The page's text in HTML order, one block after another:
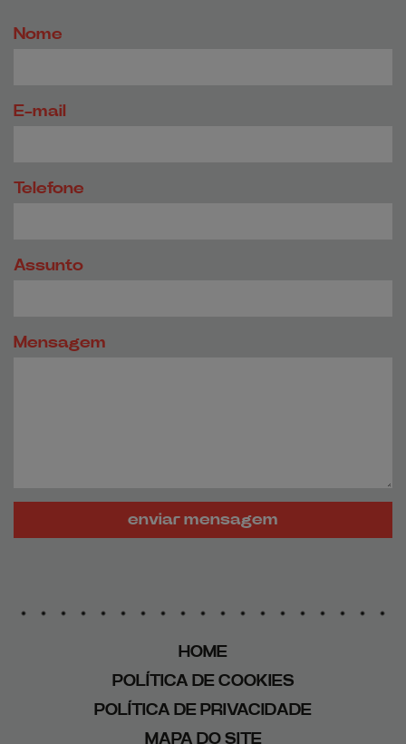
Nome
E-mail
Telefone
Assunto
Mensagem
enviar mensagem
HOME
POLÍTICA DE COOKIES
POLÍTICA DE PRIVACIDADE
MAPA DO SITE